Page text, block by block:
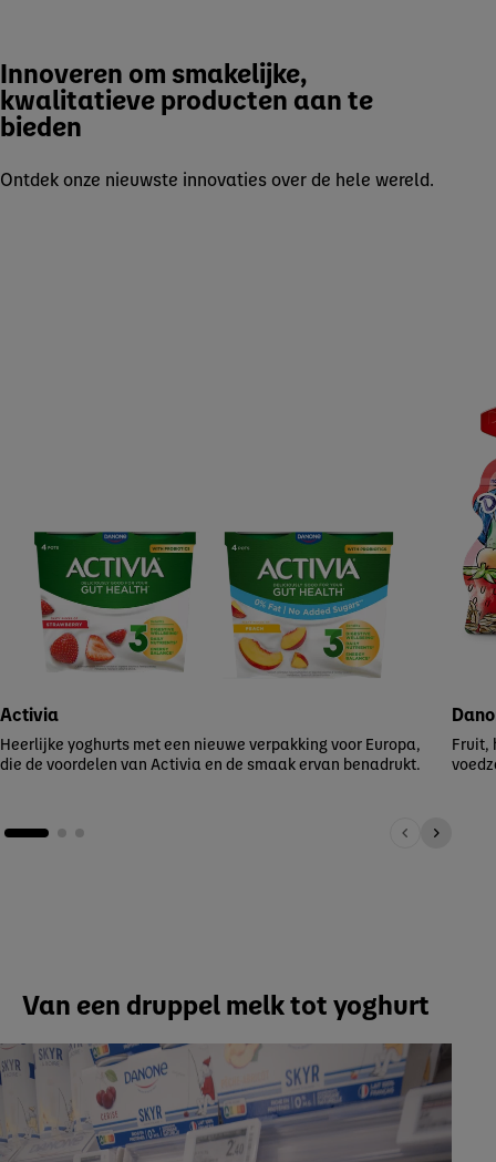
Innoveren om smakelijke,
kwalitatieve producten aan te
bieden
Ontdek onze nieuwste innovaties over de hele wereld.
Activia
Heerlijke yoghurts met een nieuwe verpakking voor Europa,
die de voordelen van Activia en de smaak ervan benadrukt.
Fruit,
Van een druppel melk tot yoghurt